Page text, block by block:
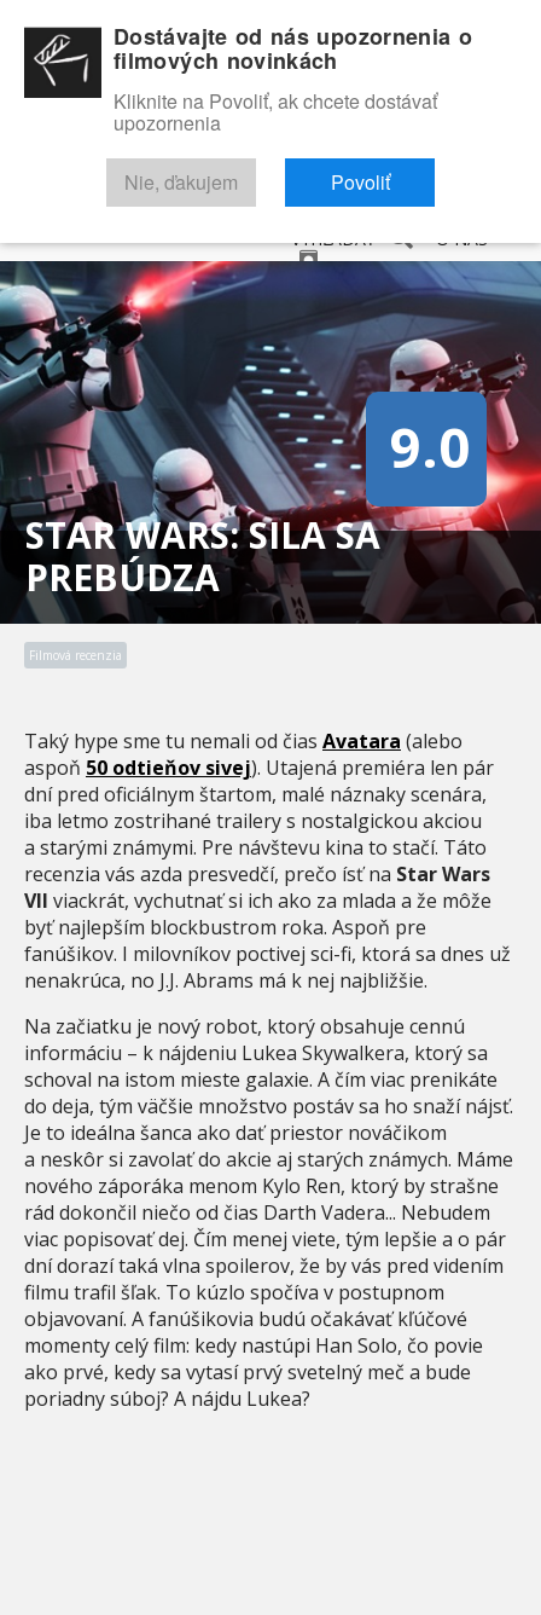
RECENZIE TRAILERY FILMOVÁ DATABÁZA
VYHĽADAŤ O NÁS
STAR WARS: SILA SA
PREBÚDZA
9.0
Filmová recenzia
Taký hype sme tu nemali od čias Avatara (alebo
aspoň 50 odtieňov sivej). Utajená premiéra len pár
dní pred oficiálnym štartom, malé náznaky scenára,
iba letmo zostrihané trailery s nostalgickou akciou
a starými známymi. Pre návštevu kina to stačí. Táto
recenzia vás azda presvedčí, prečo ísť na Star Wars
VII viackrát, vychutnať si ich ako za mlada a že môže
byť najlepším blockbustrom roka. Aspoň pre
fanúšikov. I milovníkov poctivej sci-fi, ktorá sa dnes už
nenakrúca, no J.J. Abrams má k nej najbližšie.
Na začiatku je nový robot, ktorý obsahuje cennú
informáciu – k nájdeniu Lukea Skywalkera, ktorý sa
schoval na istom mieste galaxie. A čím viac prenikáte
do deja, tým väčšie množstvo postáv sa ho snaží nájsť.
Je to ideálna šanca ako dať priestor nováčikom
a neskôr si zavolať do akcie aj starých známych. Máme
nového záporáka menom Kylo Ren, ktorý by strašne
rád dokončil niečo od čias Darth Vadera... Nebudem
viac popisovať dej. Čím menej viete, tým lepšie a o pár
dní dorazí taká vlna spoilerov, že by vás pred videním
filmu trafil šľak. To kúzlo spočíva v postupnom
objavovaní. A fanúšikovia budú očakávať kľúčové
momenty celý film: kedy nastúpi Han Solo, čo povie
ako prvé, kedy sa vytasí prvý svetelný meč a bude
poriadny súboj? A nájdu Lukea?
Dostávajte od nás upozornenia o
filmových novinkách
Kliknite na Povoliť, ak chcete dostávať
upozornenia
Nie, ďakujem Povoliť